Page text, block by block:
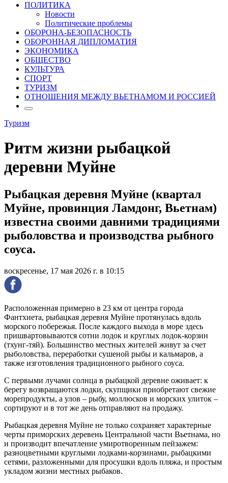
ПОЛИТИКА
Новости
Политические проблемы
ОБОРОНA-БЕЗОПАСНОСТЬ
ОБОРОННАЯ ДИПЛОМАТИЯ
ЭКОНОМИКА
ОБЩЕСТВО
КУЛЬТУРА
СПОРТ
ТУРИЗМ
ОТНОШЕНИЯ МЕЖДУ ВЬЕТНАМОМ И РОССИЕЙ
Туризм
Ритм жизни рыбацкой
деревни Муйне
Рыбацкая деревня Муйне (квартал
Муйне, провинция Ламдонг, Вьетнам)
известна своими давними традициями
рыболовства и производства рыбного
соуса.
воскресенье, 17 мая 2026 г. в 10:15
Расположенная примерно в 23 км от центра города
Фантхиета, рыбацкая деревня Муйне протянулась вдоль
морского побережья. После каждого выхода в море здесь
пришвартовываются сотни лодок и круглых лодок-корзин
(тхунг-тяй). Большинство местных жителей живут за счет
рыболовства, переработки сушеной рыбы и кальмаров, а
также изготовления традиционного рыбного соуса.
С первыми лучами солнца в рыбацкой деревне оживает: к
берегу возвращаются лодки, скупщики приобретают свежие
морепродукты, а улов – рыбу, моллюсков и морских улиток –
сортируют и в тот же день отправляют на продажу.
Рыбацкая деревня Муйне не только сохраняет характерные
черты приморских деревень Центральной части Вьетнама, но
и производит впечатление умиротворенным пейзажем:
разноцветными круглыми лодками-корзинами, рыбацкими
сетями, разложенными для просушки вдоль пляжа, и простым
укладом жизни местных рыбаков.